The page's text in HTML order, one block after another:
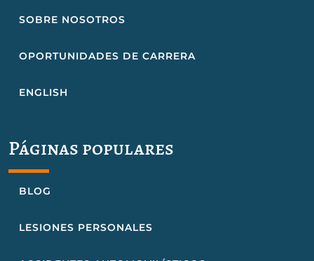
SOBRE NOSOTROS
OPORTUNIDADES DE CARRERA
ENGLISH
Páginas populares
BLOG
LESIONES PERSONALES